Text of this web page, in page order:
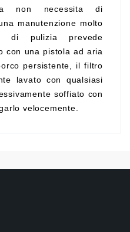
non necessita di
manutenzione molto
di pulizia prevede
con una pistola ad aria
persistente, il filtro
lavato con qualsiasi
soffiato con
velocemente.